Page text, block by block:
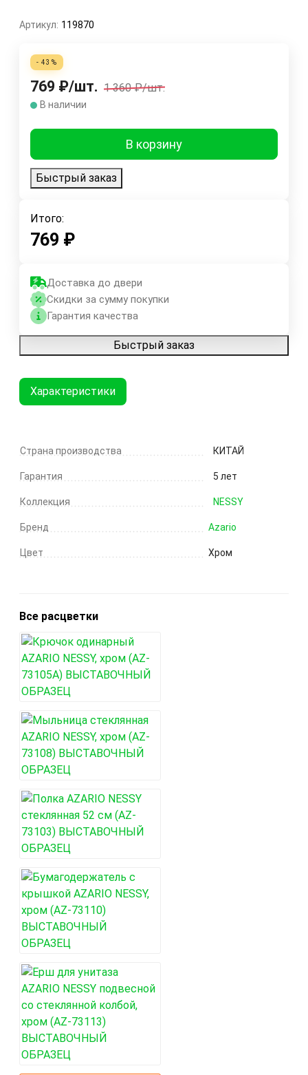
Артикул: 119870
- 43%
769 ₽/шт. 1 360 ₽/шт.
В наличии
В корзину
Быстрый заказ
Итого:
769 ₽
Доставка до двери
Скидки за сумму покупки
Гарантия качества
Быстрый заказ
Характеристики
Страна производства КИТАЙ
Гарантия 5 лет
Коллекция NESSY
Бренд Azario
Цвет Хром
Все расцветки